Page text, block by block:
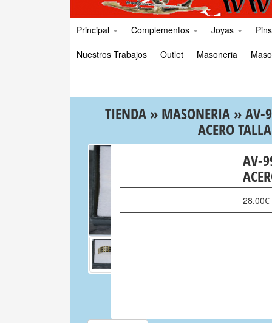
Principal Complementos Joyas
Pins
Nuestros Trabajos
Outlet Masoneria
TIENDA» MASONERIA» AV-
ACERO
AV-
28.00€